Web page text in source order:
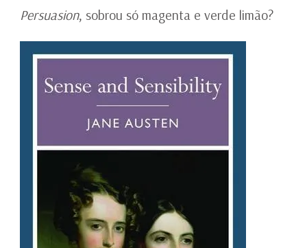
Persuasion, sobrou só magenta e verde limão?